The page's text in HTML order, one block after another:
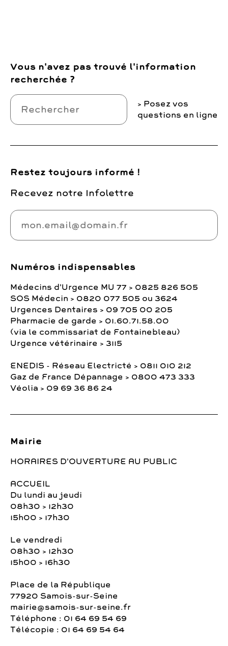
Vous n'avez pas trouvé l'information
recherchée ?
Posez vos
questions en ligne
Restez toujours informé !
Recevez notre Infolettre
Numéros indispensables
Médecins d'Urgence MU 77 > 0825 826 505
SOS Médecin > 0820 077 505 ou 3624
Urgences Dentaires > 09 705 00 205
Pharmacie de garde > 01.60.71.58.00
(via le commissariat de Fontainebleau)
Urgence vétérinaire > 3115
ENEDIS - Réseau Electricté > 0811 010 212
Gaz de France Dépannage > 0800 473 333
Véolia > 09 69 36 86 24
Mairie
HORAIRES D'OUVERTURE AU PUBLIC
ACCUEIL
Du lundi au jeudi
08h30 > 12h30
15h00 > 17h30
Le vendredi
08h30 > 12h30
15h00 > 16h30
Place de la République
77920 Samois-sur-Seine
mairie@samois-sur-seine.fr
Téléphone : 01 64 69 54 69
Télécopie : 01 64 69 54 64